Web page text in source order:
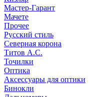
Мастер-Гарант
Мачете
Прочее
Русский стиль
Северная корона
Титов А.С.
Точилки
Оптика
Аксессуары для оптики
Бинокли